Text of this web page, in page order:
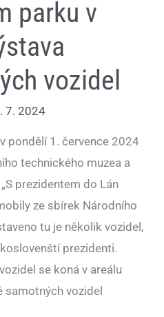
parku v
vozidel
7. 2024
pondělí 1. července 2024
technického muzea a
prezidentem do Lán
ze sbírek Národního
tu je několik vozidel,
prezidenti.
se koná v areálu
samotných vozidel